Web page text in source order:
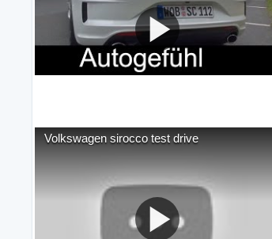
Volkswagen sirocco test drive